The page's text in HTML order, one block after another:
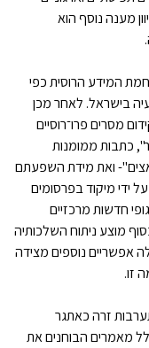
מענה נוסף הוא
המידע הרוסית כפי
בישראל. לאחר מכן
מסרים פרו־רוסיים
כתבות ממומנות
ואת מידת השפעתם
ידי מיקוד בפרסומים
חדשות מרכזיים
מוצע ניתוח השלכותיה
אפשריים נוספים מצידה
זו.
זרה כאתגר
מאמרים הבוחנים את